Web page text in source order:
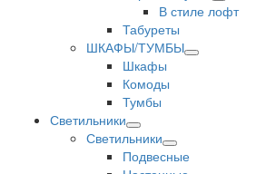
В стиле лофт
Табуреты
ШКАФЫ/ТУМБЫ
Шкафы
Комоды
Тумбы
Светильники
Светильники
Подвесные